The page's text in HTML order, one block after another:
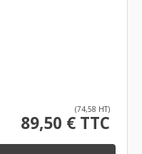
(74,58 HT)
89,50 € TTC